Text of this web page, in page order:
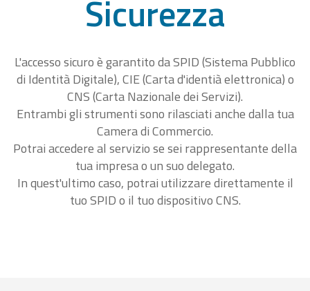
Sicurezza
L'accesso sicuro è garantito da SPID (Sistema Pubblico
di Identità Digitale), CIE (Carta d'identià elettronica) o
CNS (Carta Nazionale dei Servizi).
Entrambi gli strumenti sono rilasciati anche dalla tua
Camera di Commercio.
Potrai accedere al servizio se sei rappresentante della
tua impresa o un suo delegato.
In quest'ultimo caso, potrai utilizzare direttamente il
tuo SPID o il tuo dispositivo CNS.